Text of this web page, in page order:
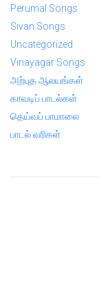
Perumal Songs
Sivan Songs
Uncategorized
Vinayagar Songs
அற்புத ஆலயங்கள்
காவடிப் பாடல்கள்
தெய்வப் பாமாலை
பாடல் வரிகள்